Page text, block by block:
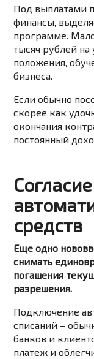
Под выплатами
финансы,
программе.
тысяч рублей
положения,
бизнеса.
Если обычно
скорее как
окончания
постоянный
средств
Еще одно
снимать
погашения
разрешения.
Подключение
списаний –
банков и
платеж и